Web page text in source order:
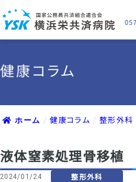
健康コラム
ホーム 健康コラム 整形外科
液体窒素処理骨移植
2024/01/24 整形外科